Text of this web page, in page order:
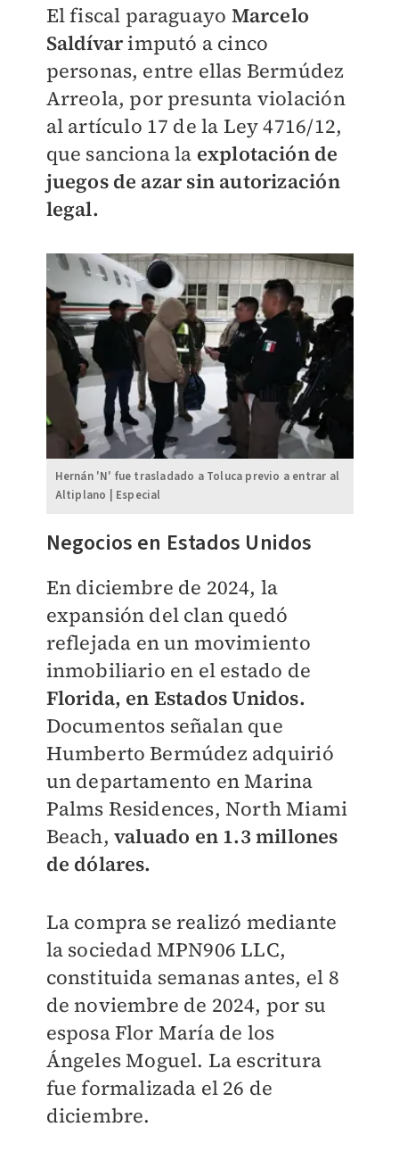
El fiscal paraguayo Marcelo
Saldívarimputó a cinco
personas, entre ellas Bermúdez
Arreola, por presunta violación
al artículo 17 de la Ley 4716/12,
que sanciona la explotación de
juegos de azar sin autorización
legal.
Hernán 'N' fue trasladado a Toluca previo a entrar al
Altiplano | Especial
Negocios en Estados Unidos
En diciembre de 2024, la
expansión del clan quedó
reflejada en un movimiento
inmobiliario en el estado de
Florida, en Estados Unidos.
Documentos señalan que
Humberto Bermúdez adquirió
un departamento en Marina
Palms Residences, North Miami
Beach, valuado en 1.3 millones
de dólares.
La compra se realizó mediante
la sociedad MPN906 LLC,
constituida semanas antes, el 8
de noviembre de 2024, por su
esposa Flor María de los
Ángeles Moguel. La escritura
fue formalizada el 26 de
diciembre.